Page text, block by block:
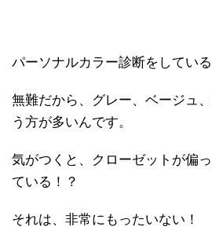
パーソナルカラー診断をしてい
無難だから、グレー、ベージュ
う方が多いんです。
気がつくと、クローゼットが偏
ている！？
それは、非常にもったいない！